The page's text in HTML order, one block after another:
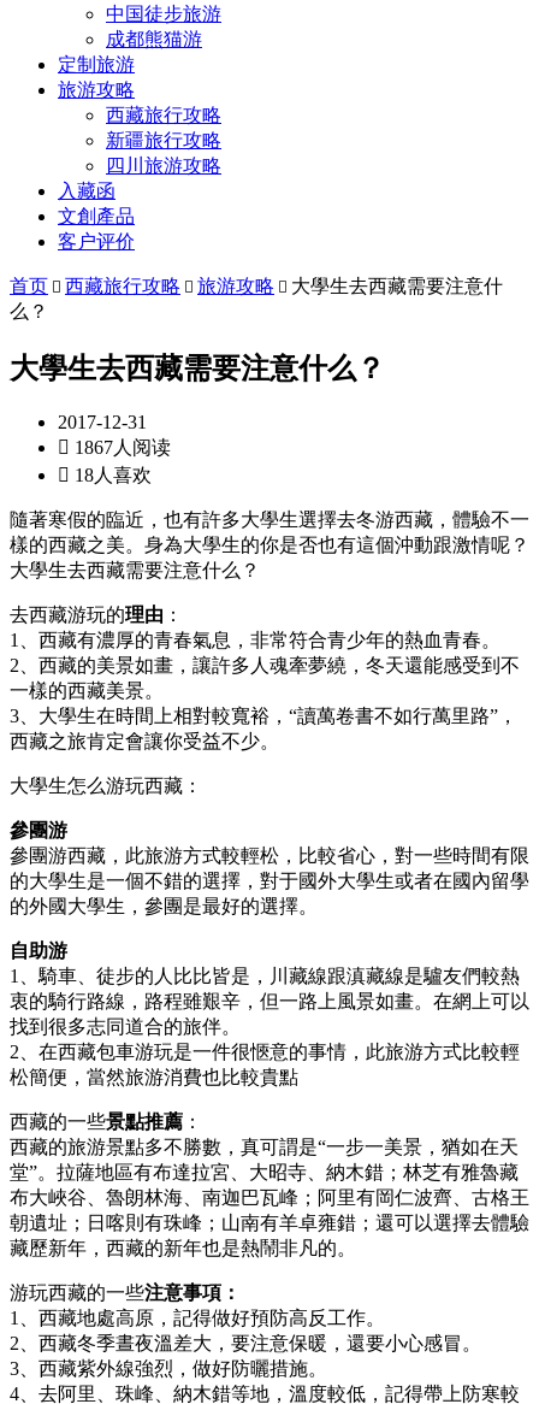
中国徒步旅游
成都熊猫游
定制旅游
旅游攻略
西藏旅行攻略
新疆旅行攻略
四川旅游攻略
入藏函
文創產品
客户评价
首页  西藏旅行攻略  旅游攻略  大學生去西藏需要注意什
么？
大學生去西藏需要注意什么？
2017-12-31
 1867人阅读
 18人喜欢
隨著寒假的臨近，也有許多大學生選擇去冬游西藏，體驗不一
樣的西藏之美。身為大學生的你是否也有這個沖動跟激情呢？
大學生去西藏需要注意什么？
去西藏游玩的理由 ：
1、西藏有濃厚的青春氣息，非常符合青少年的熱血青春。
2、西藏的美景如畫，讓許多人魂牽夢繞，冬天還能感受到不
一樣的西藏美景。
3、大學生在時間上相對較寬裕，“讀萬卷書不如行萬里路”，
西藏之旅肯定會讓你受益不少。
大學生怎么游玩西藏：
參團游
參團游西藏，此旅游方式較輕松，比較省心，對一些時間有限
的大學生是一個不錯的選擇，對于國外大學生或者在國內留學
的外國大學生，參團是最好的選擇。
自助游
1、騎車、徒步的人比比皆是，川藏線跟滇藏線是驢友們較熱
衷的騎行路線，路程雖艱辛，但一路上風景如畫。在網上可以
找到很多志同道合的旅伴。
2、在西藏包車游玩是一件很愜意的事情，此旅游方式比較輕
松簡便，當然旅游消費也比較貴點
西藏的一些景點推薦 ：
西藏的旅游景點多不勝數，真可謂是“一步一美景，猶如在天
堂”。拉薩地區有布達拉宮、大昭寺、納木錯；林芝有雅魯藏
布大峽谷、魯朗林海、南迦巴瓦峰；阿里有岡仁波齊、古格王
朝遺址；日喀則有珠峰；山南有羊卓雍錯；還可以選擇去體驗
藏歷新年，西藏的新年也是熱鬧非凡的。
游玩西藏的一些注意事項：
1、西藏地處高原，記得做好預防高反工作。
2、西藏冬季晝夜溫差大，要注意保暖，還要小心感冒。
3、西藏紫外線強烈，做好防曬措施。
4、去阿里、珠峰、納木錯等地，溫度較低，記得帶上防寒較